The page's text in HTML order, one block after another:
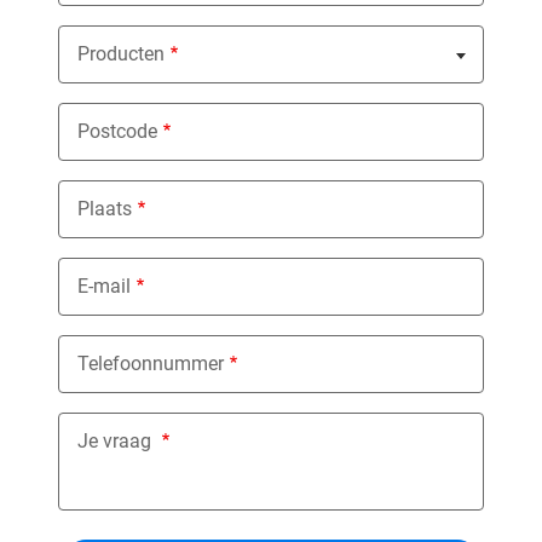
Producten
Nothing selected
Postcode
Plaats
E-mail
Telefoonnummer
Je vraag